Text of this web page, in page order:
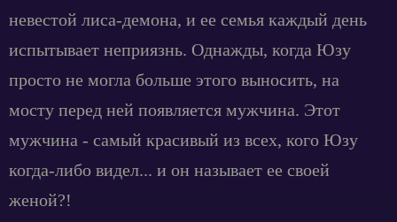
невестой лиса-демона, и ее семья каждый день
испытывает неприязнь. Однажды, когда Юзу
просто не могла больше этого выносить, на
мосту перед ней появляется мужчина. Этот
мужчина - самый красивый из всех, кого Юзу
когда-либо видел... и он называет ее своей
женой?!